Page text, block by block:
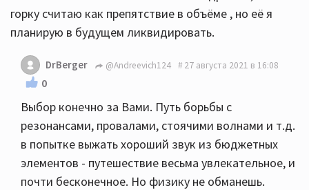
горку считаю как препятствие в объёме , но её я
планирую в будущем ликвидировать.
DrBerger @Andreevich124 27 августа 2021 в 16:08
0
Выбор конечно за Вами. Путь борьбы с
резонансами, провалами, стоячими волнами и т.д.
в попытке выжать хороший звук из бюджетных
элементов - путешествие весьма увлекательное, и
почти бесконечное. Но физику не обманешь.